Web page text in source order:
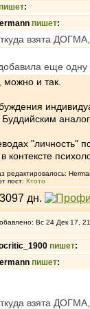
:
пишет:
взята ДОГМА,
еще одну
и так.
"личность"
контексте
редактировалось:
пост: Ктото
Вс 24 Дек 17,
пишет:
пишет:
взята ДОГМА,